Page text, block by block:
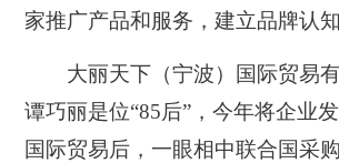
家推广产品和服务，建立品牌认知
大丽天下（宁波）国际贸易有
谭巧丽是位“85后”，今年将企业
国际贸易后，一眼相中联合国采